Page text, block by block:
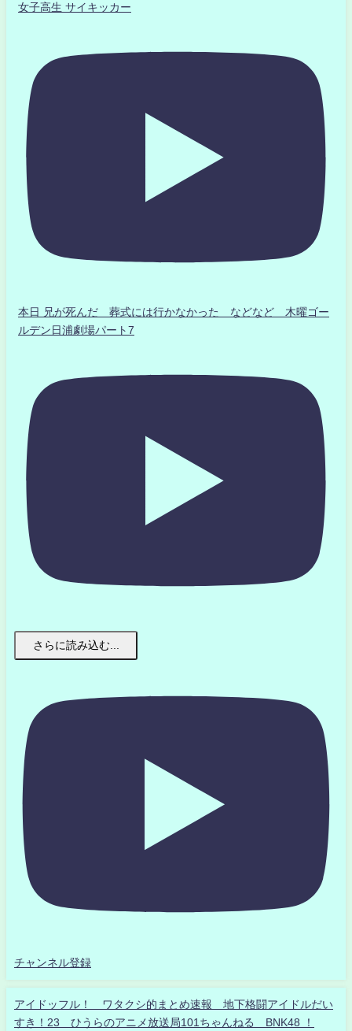
女子高生 サイキッカー
本日 兄が死んだ 葬式には行かなかった などなど 木曜ゴー
ルデン日浦劇場パート7
さらに読み込む...
チャンネル登録
アイドッフル！ ワタクシ的まとめ速報 地下格闘アイドルだい
すき！23 ひうらのアニメ放送局101ちゃんねる BNK48 ！